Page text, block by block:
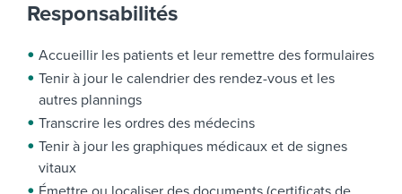
Responsabilités
Accueillir les patients et leur remettre des formulaires
Tenir à jour le calendrier des rendez-vous et les
autres plannings
Transcrire les ordres des médecins
Tenir à jour les graphiques médicaux et de signes
vitaux